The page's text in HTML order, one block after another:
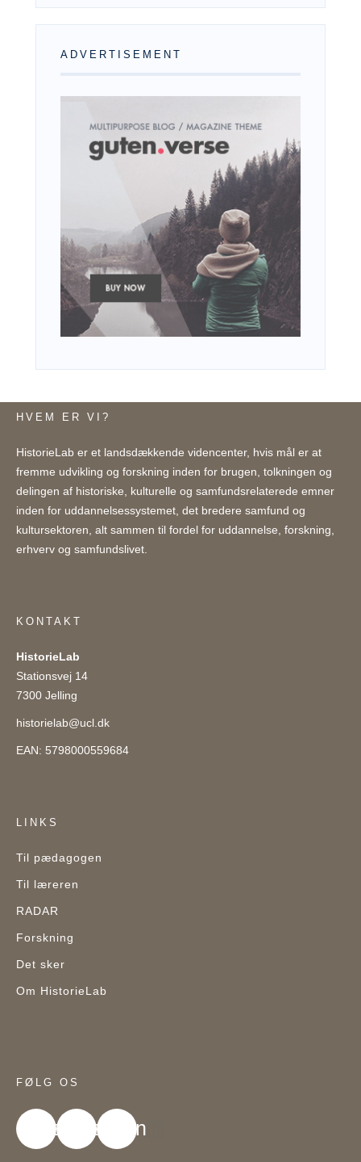
ADVERTISEMENT
HVEM ER VI?
HistorieLab er et landsdækkende videncenter, hvis mål er at
fremme udvikling og forskning inden for brugen, tolkningen og
delingen af historiske, kulturelle og samfundsrelaterede emner
inden for uddannelsessystemet, det bredere samfund og
kultursektoren, alt sammen til fordel for uddannelse, forskning,
erhverv og samfundslivet.
KONTAKT
HistorieLab
Stationsvej 14
7300 Jelling
historielab@ucl.dk
EAN: 5798000559684
LINKS
Til pædagogen
Til læreren
RADAR
Forskning
Det sker
Om HistorieLab
FØLG OS
YoutubeLinkedin